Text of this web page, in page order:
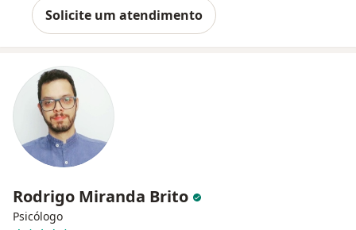
Solicite um atendimento
Rodrigo Miranda Brito
Psicólogo